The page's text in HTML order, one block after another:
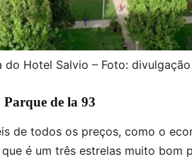
do Hotel Salvio – Foto:
de la 93
de todos os preços, como o
que é um três estrelas muito bom